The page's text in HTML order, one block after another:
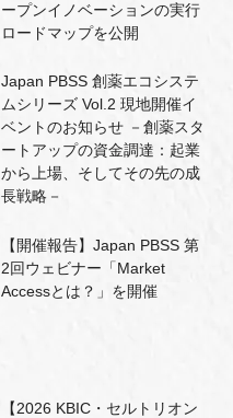
ープンイノベーションの実行
ロードマップを公開
Japan PBSS 創薬エコシステ
ムシリーズ Vol.2 現地開催イ
ベントのお知らせ －創薬スタ
ートアップの資金調達：起業
から上場、そしてその先の成
長戦略－
【開催報告】Japan PBSS 第
2回ウェビナー「Market
Accessとは？」を開催
【2026 KBIC・セルトリオン